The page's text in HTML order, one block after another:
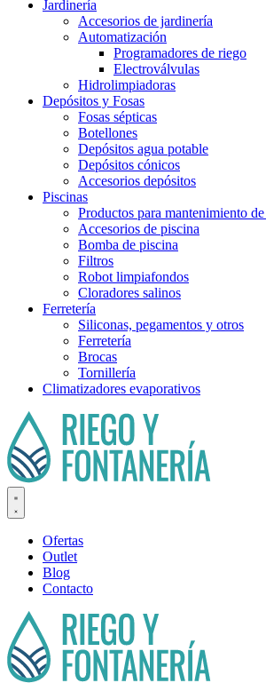
Jardinería
Accesorios de jardinería
Automatización
Programadores de riego
Electroválvulas
Hidrolimpiadoras
Depósitos y Fosas
Fosas sépticas
Botellones
Depósitos agua potable
Depósitos cónicos
Accesorios depósitos
Piscinas
Productos para mantenimiento
Accesorios de piscina
Bomba de piscina
Filtros
Robot limpiafondos
Cloradores salinos
Ferretería
Siliconas, pegamentos y otros
Ferretería
Brocas
Tornillería
Climatizadores evaporativos
Ofertas
Outlet
Blog
Contacto